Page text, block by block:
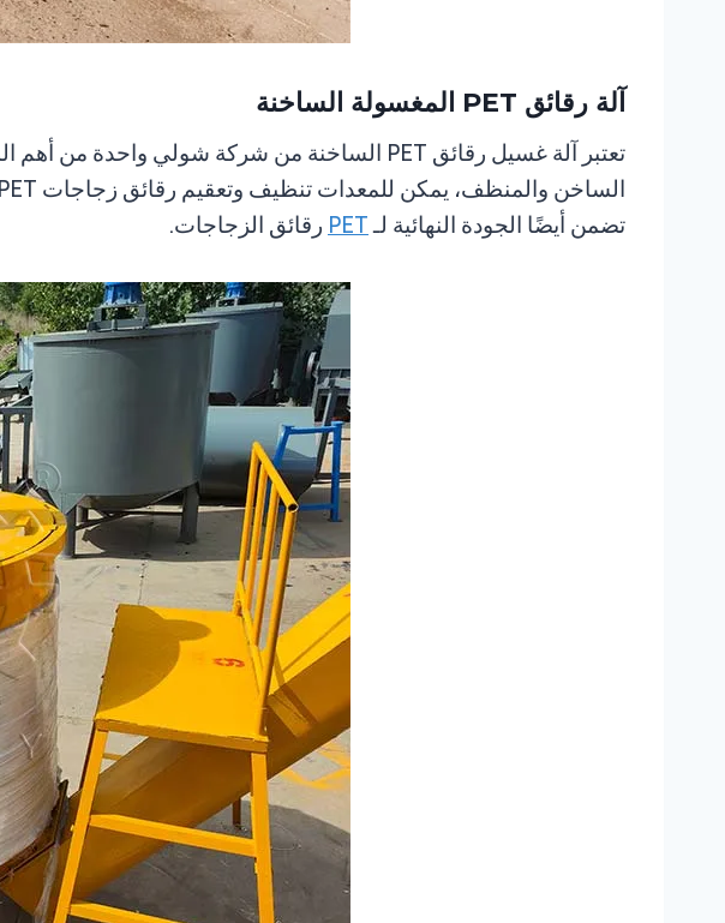
آلة رقائق PET المغسولة الساخنة
تضمن أيضًا الجودة النهائية لـPET رقائق الزجاجات.